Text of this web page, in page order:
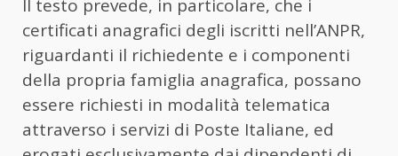
Il testo prevede, in particolare, che i
certificati anagrafici degli iscritti nell’ANPR,
riguardanti il richiedente e i componenti
della propria famiglia anagrafica, possano
essere richiesti in modalità telematica
attraverso i servizi di Poste Italiane, ed